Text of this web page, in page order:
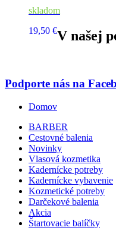
skladom
19,50 €V našej
Podporte nás na
Domov
BARBER
Cestovné balenia
Novinky
Vlasová kozmetika
Kadernícke potreby
Kadernícke vybavenie
Kozmetické potreby
Darčekové balenia
Akcia
Štartovacie balíčky